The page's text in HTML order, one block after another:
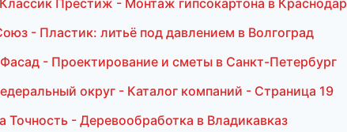
Престиж - Монтаж гипсокартона в Краснодар
- Пластик: литьё под давлением в Волгоград
- Проектирование и сметы в Санкт-Петербург
округ - Каталог компаний - Страница 19
Точность - Деревообработка в Владикавказ